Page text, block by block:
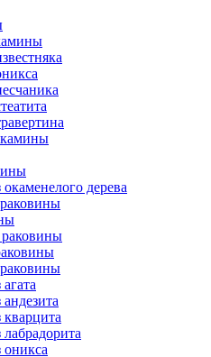
дерева
раковины